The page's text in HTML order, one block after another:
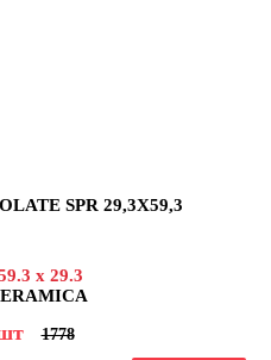
SPR 29,3X59,3
x 29.3
1778